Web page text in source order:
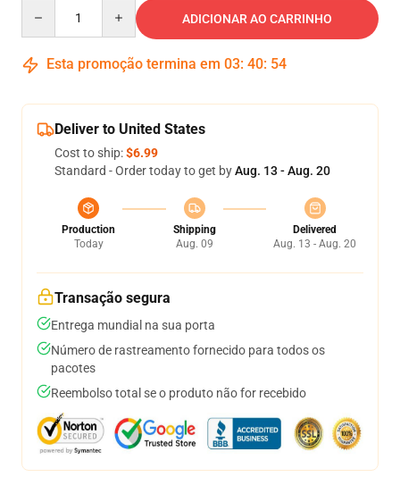
ADICIONAR AO CARRINHO
Esta promoção termina em 03: 40: 54
Deliver to United States
Cost to ship:$6.99
Standard - Order today to get byAug. 13 - Aug. 20
Production
Today
Shipping
Aug. 09
Delivered
Aug. 13 - Aug. 20
Transação segura
Entrega mundial na sua porta
Número de rastreamento fornecido para todos os
pacotes
Reembolso total se o produto não for recebido